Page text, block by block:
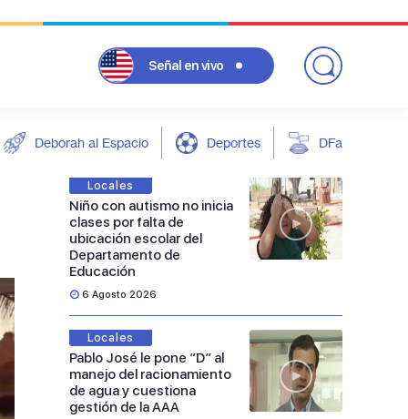
Señal en vivo
Deborah al Espacio Deportes DFarándula
Locales
Niño con autismo no inicia
clases por falta de
ubicación escolar del
Departamento de
Educación
6 Agosto 2026
Locales
Pablo José le pone “D” al
manejo del racionamiento
de agua y cuestiona
gestión de la AAA